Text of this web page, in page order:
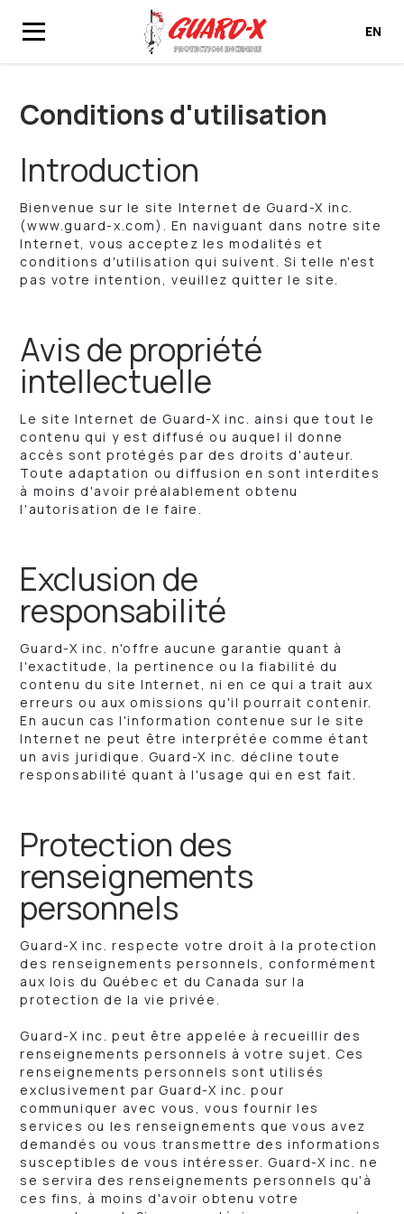
EN
Conditions d'utilisation
Introduction
Bienvenue sur le site Internet de Guard-X inc.
(www.guard-x.com). En naviguant dans notre site
Internet, vous acceptez les modalités et
conditions d'utilisation qui suivent. Si telle n'est
pas votre intention, veuillez quitter le site.
Avis de propriété
intellectuelle
Le site Internet de Guard-X inc. ainsi que tout le
contenu qui y est diffusé ou auquel il donne
accès sont protégés par des droits d'auteur.
Toute adaptation ou diffusion en sont interdites
à moins d'avoir préalablement obtenu
l'autorisation de le faire.
Exclusion de
responsabilité
Guard-X inc. n'offre aucune garantie quant à
l'exactitude, la pertinence ou la fiabilité du
contenu du site Internet, ni en ce qui a trait aux
erreurs ou aux omissions qu'il pourrait contenir.
En aucun cas l'information contenue sur le site
Internet ne peut être interprétée comme étant
un avis juridique. Guard-X inc. décline toute
responsabilité quant à l'usage qui en est fait.
Protection des
renseignements
personnels
Guard-X inc. respecte votre droit à la protection
des renseignements personnels, conformément
aux lois du Québec et du Canada sur la
protection de la vie privée.
Guard-X inc. peut être appelée à recueillir des
renseignements personnels à votre sujet. Ces
renseignements personnels sont utilisés
exclusivement par Guard-X inc. pour
communiquer avec vous, vous fournir les
services ou les renseignements que vous avez
demandés ou vous transmettre des informations
susceptibles de vous intéresser. Guard-X inc. ne
se servira des renseignements personnels qu'à
ces fins, à moins d'avoir obtenu votre